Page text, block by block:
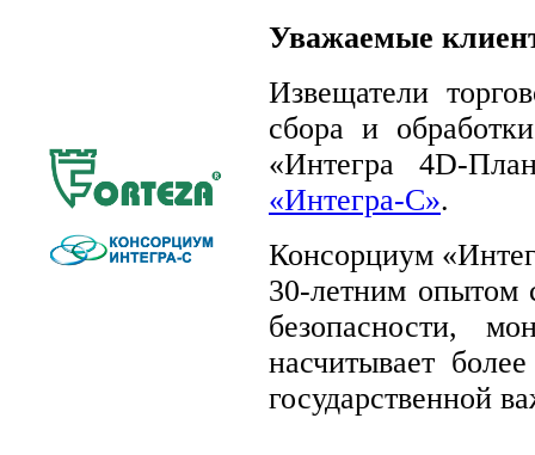
Уважаемые
Извещатели
сбора и
«Интегра 4D-
«Интегра-С».
Консорциум
30-летним опытом
безопасности,
насчитывает
государственной